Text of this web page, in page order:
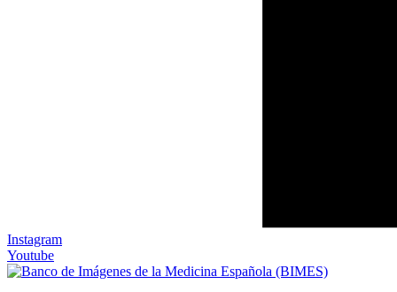
Instagram
Youtube